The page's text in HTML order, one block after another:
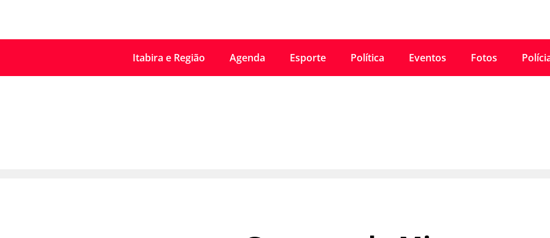
Itabira e Região Agenda Esporte Política Eventos Fotos